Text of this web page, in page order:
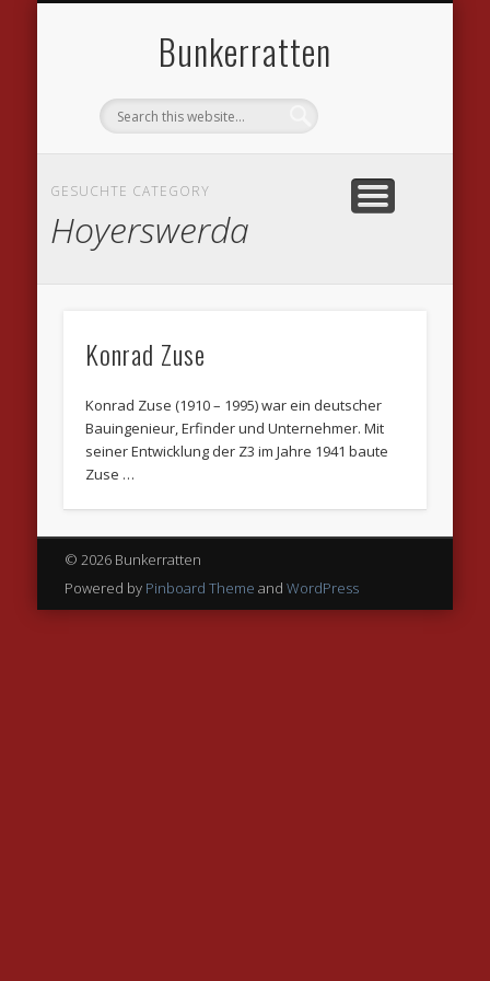
Bunkerratten
GESUCHTE CATEGORY
Hoyerswerda
Konrad Zuse
Konrad Zuse (1910 – 1995) war ein deutscher
Bauingenieur, Erfinder und Unternehmer. Mit
seiner Entwicklung der Z3 im Jahre 1941 baute
Zuse …
© 2026 Bunkerratten
Powered by Pinboard Theme and WordPress